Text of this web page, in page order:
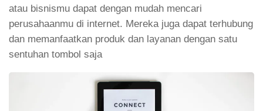
atau bisnismu dapat dengan mudah mencari
perusahaanmu di internet. Mereka juga dapat terhubung
dan memanfaatkan produk dan layanan dengan satu
sentuhan tombol saja